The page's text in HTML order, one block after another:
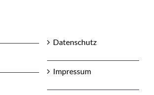
Datenschutz
Impressum